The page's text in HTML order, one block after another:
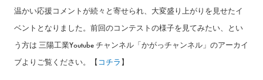
温かい応援コメントが続々と寄せられ、大変盛り上がりを見せたイ
ベントとなりました。前回のコンテストの様子を見てみたい、とい
う方は 三陽工業Youtube チャンネル「かがっチャンネル」のアーカイ
ブよりご覧ください。【コチラ】